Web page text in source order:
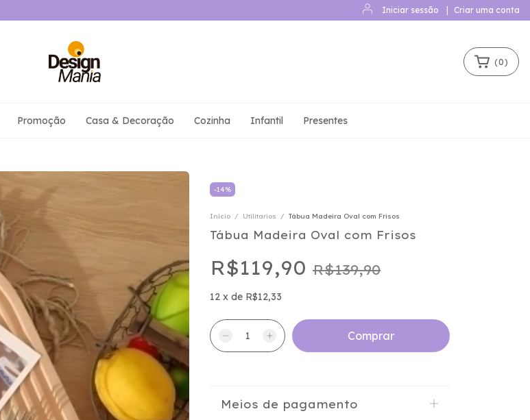
Iniciar sessão Criar uma conta
(0)
Promoção Casa & Decoração Cozinha Infantil Presentes
-14%
Início / Utilitarios / Tábua Madeira Oval com Frisos
Tábua Madeira Oval com Frisos
R$119,90 R$139,90
12 x de R$12,33
Meios de pagamento